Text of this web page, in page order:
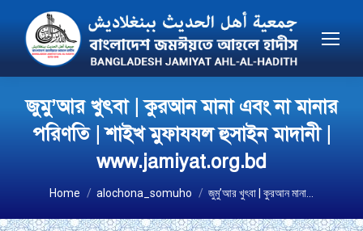
জুমু’আর খুৎবা | কুরআন মানা এবং না মানার
পরিণতি | শাইখ মুফাযযল হুসাইন মাদানী |
www.jamiyat.org.bd
You are here:
Home alochona_somuho জুমু’আর খুৎবা | কুরআন মানা…